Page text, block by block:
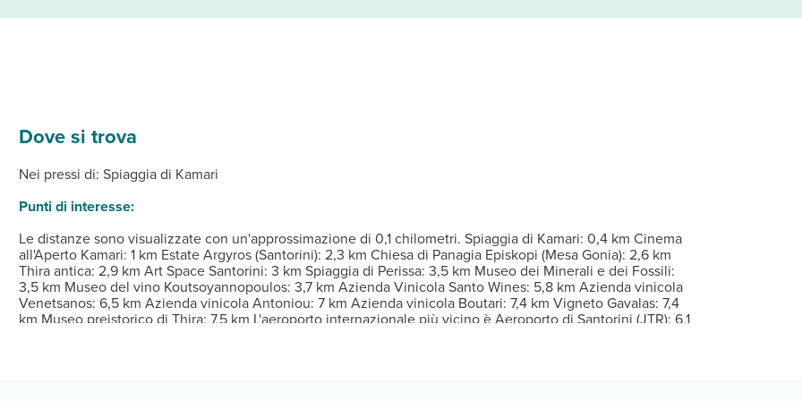
Dove si trova
Nei pressi di: Spiaggia di Kamari
Punti di interesse:
Le distanze sono visualizzate con un'approssimazione di 0,1 chilometri. Spiaggia di Kamari: 0,4 km Cinema
all'Aperto Kamari: 1 km Estate Argyros (Santorini): 2,3 km Chiesa di Panagia Episkopi (Mesa Gonia): 2,6 km
Thira antica: 2,9 km Art Space Santorini: 3 km Spiaggia di Perissa: 3,5 km Museo dei Minerali e dei Fossili:
3,5 km Museo del vino Koutsoyannopoulos: 3,7 km Azienda Vinicola Santo Wines: 5,8 km Azienda vinicola
Venetsanos: 6,5 km Azienda vinicola Antoniou: 7 km Azienda vinicola Boutari: 7,4 km Vigneto Gavalas: 7,4
km Museo preistorico di Thira: 7,5 km L'aeroporto internazionale più vicino è Aeroporto di Santorini (JTR): 6,1
della struttura, complete di frigorifero e TV a schermo piatto. Il Wi-Fi gratuito ti consente di restare in contatto con il
Dalle ore 14:00 Alle ore 24:00 Istruzioni per il check-in: Per eventuali ospiti aggiuntivi possono essere previsti
una piscina stagionale all'aperto, nonché una terrazza e un giardino da dove potrai ammirare il paesaggio.
tutti i giorni dalle ore 07:00 alle ore 10:00.
e il 31 marzo.